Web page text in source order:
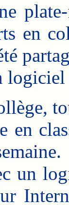
en
en
un